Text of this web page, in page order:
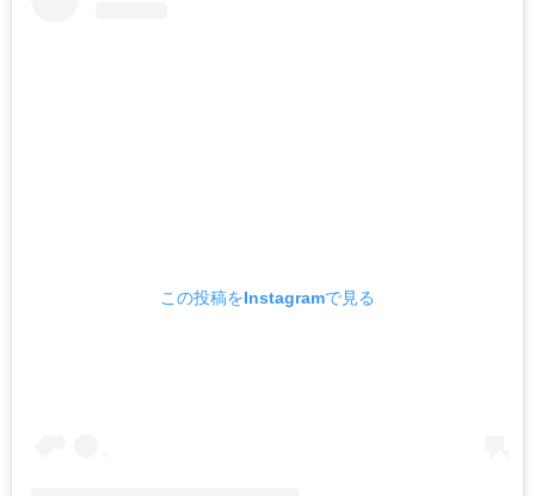
この投稿をInstagramで見る